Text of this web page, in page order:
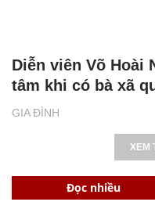
GIA ĐÌNH
Diễn viên Võ Hoài
tâm khi có bà xã
XEM
Đọc nhiều